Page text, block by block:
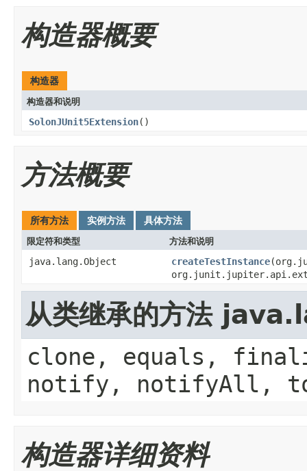
构造器概要
构造器
构造器和说明
SolonJUnit5Extension()
方法概要
所有方法 实例方法 具体方法
限定符和类型 方法和说明
java.lang.Object createTestInstance
从类继承的方法
clone, equals,
notify, notifyAll,
构造器详细资料